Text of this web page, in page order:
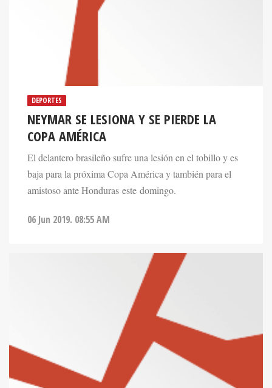
DEPORTES
NEYMAR SE LESIONA Y SE PIERDE LA
COPA AMÉRICA
El delantero brasileño sufre una lesión en el tobillo y es
baja para la próxima Copa América y también para el
amistoso ante Honduras este domingo.
06 Jun 2019. 08:55 AM